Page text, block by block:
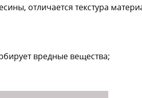
отличается текстура
вредные вещества;